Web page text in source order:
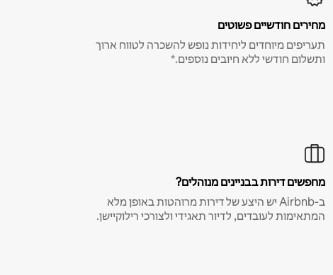
מחירים חודשיים פשוטים
תעריפים מיוחדים ליחידות נופש להשכרה לטווח ארוך
ותשלום חודשי ללא חיובים נוספים.*
מחפשים דירות בבניינים מנוהלים?
ב-Airbnb יש היצע של דירות מרוהטות באופן מלא
המתאימות לעובדים, לדיור תאגידי ולצורכי רילוקיישן.